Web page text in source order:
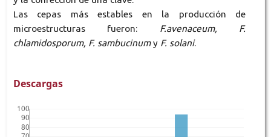
Las cepas más estables en la producción de
microestructuras fueron: F.avenaceum, F.
chlamidosporum, F. sambucinumy F. solani.
Descargas